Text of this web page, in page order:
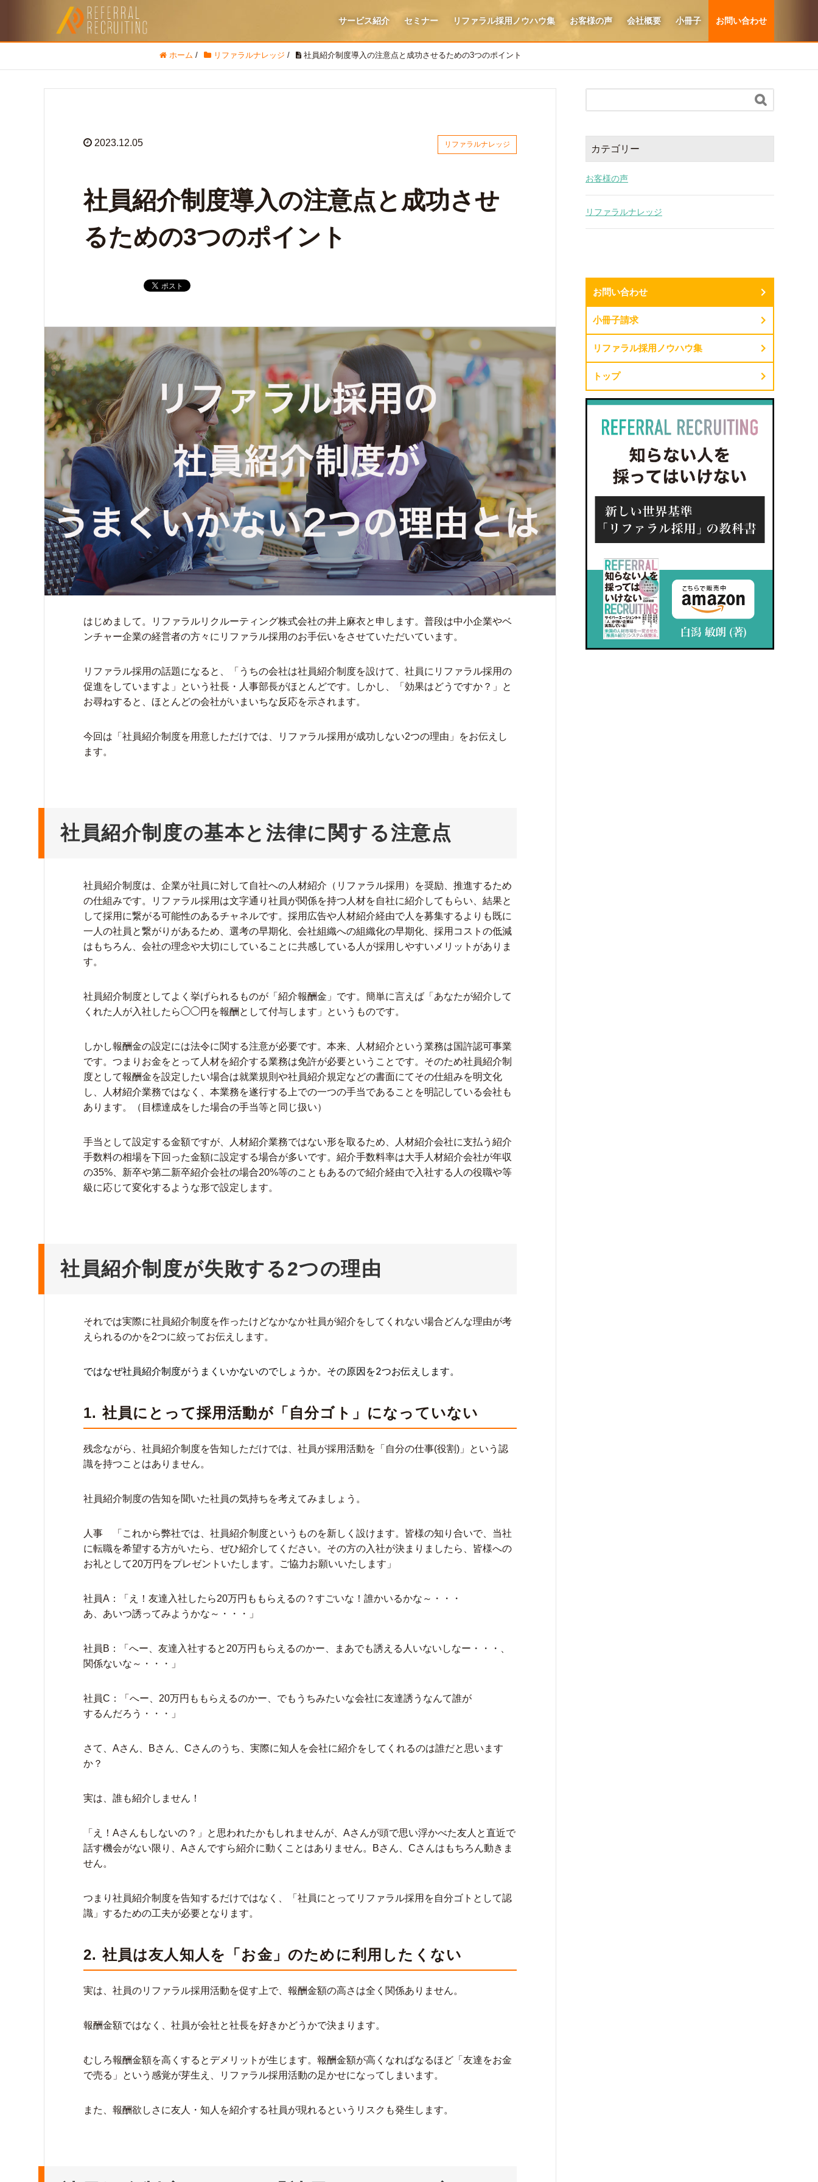
サービス紹介 セミナー リファラル採用ノウハウ集 お客様の声 会社概要 小冊子 お問い合わせ
ホーム / リファラルナレッジ / 社員紹介制度導入の注意点と成功させるための3つのポイント
2023.12.05 リファラルナレッジ
社員紹介制度導入の注意点と成功させ
るための3つのポイント
はじめまして。リファラルリクルーティング株式会社の井上麻衣と申します。普段は中小企業やベ
ンチャー企業の経営者の方々にリファラル採用のお手伝いをさせていただいています。
リファラル採用の話題になると、「うちの会社は社員紹介制度を設けて、社員にリファラル採用の
促進をしていますよ」という社長・人事部長がほとんどです。しかし、「効果はどうですか？」と
お尋ねすると、ほとんどの会社がいまいちな反応を示されます。
今回は「社員紹介制度を用意しただけでは、リファラル採用が成功しない2つの理由」をお伝えし
ます。
社員紹介制度の基本と法律に関する注意点
社員紹介制度は、企業が社員に対して自社への人材紹介（リファラル採用）を奨励、推進するため
の仕組みです。リファラル採用は文字通り社員が関係を持つ人材を自社に紹介してもらい、結果と
して採用に繋がる可能性のあるチャネルです。採用広告や人材紹介経由で人を募集するよりも既に
一人の社員と繋がりがあるため、選考の早期化、会社組織への組織化の早期化、採用コストの低減
はもちろん、会社の理念や大切にしていることに共感している人が採用しやすいメリットがありま
す。
社員紹介制度としてよく挙げられるものが「紹介報酬金」です。簡単に言えば「あなたが紹介して
くれた人が入社したら◯◯円を報酬として付与します」というものです。
しかし報酬金の設定には法令に関する注意が必要です。本来、人材紹介という業務は国許認可事業
です。つまりお金をとって人材を紹介する業務は免許が必要ということです。そのため社員紹介制
度として報酬金を設定したい場合は就業規則や社員紹介規定などの書面にてその仕組みを明文化
し、人材紹介業務ではなく、本業務を遂行する上での一つの手当であることを明記している会社も
あります。（目標達成をした場合の手当等と同じ扱い）
手当として設定する金額ですが、人材紹介業務ではない形を取るため、人材紹介会社に支払う紹介
手数料の相場を下回った金額に設定する場合が多いです。紹介手数料率は大手人材紹介会社が年収
の35%、新卒や第二新卒紹介会社の場合20%等のこともあるので紹介経由で入社する人の役職や等
級に応じて変化するような形で設定します。
社員紹介制度が失敗する2つの理由
それでは実際に社員紹介制度を作ったけどなかなか社員が紹介をしてくれない場合どんな理由が考
えられるのかを2つに絞ってお伝えします。
ではなぜ社員紹介制度がうまくいかないのでしょうか。その原因を2つお伝えします。
1. 社員にとって採用活動が「自分ゴト」になっていない
残念ながら、社員紹介制度を告知しただけでは、社員が採用活動を「自分の仕事(役割)」という認
識を持つことはありません。
社員紹介制度の告知を聞いた社員の気持ちを考えてみましょう。
人事 「これから弊社では、社員紹介制度というものを新しく設けます。皆様の知り合いで、当社
に転職を希望する方がいたら、ぜひ紹介してください。その方の入社が決まりましたら、皆様への
お礼として20万円をプレゼントいたします。ご協力お願いいたします」
社員A：「え！友達入社したら20万円ももらえるの？すごいな！誰かいるかな～・・・
あ、あいつ誘ってみようかな～・・・」
社員B：「へー、友達入社すると20万円もらえるのかー、まあでも誘える人いないしなー・・・、
関係ないな～・・・」
社員C：「へー、20万円ももらえるのかー、でもうちみたいな会社に友達誘うなんて誰が
するんだろう・・・」
さて、Aさん、Bさん、Cさんのうち、実際に知人を会社に紹介をしてくれるのは誰だと思います
か？
実は、誰も紹介しません！
「え！Aさんもしないの？」と思われたかもしれませんが、Aさんが頭で思い浮かべた友人と直近で
話す機会がない限り、Aさんですら紹介に動くことはありません。Bさん、Cさんはもちろん動きま
せん。
つまり社員紹介制度を告知するだけではなく、「社員にとってリファラル採用を自分ゴトとして認
識」するための工夫が必要となります。
2. 社員は友人知人を「お金」のために利用したくない
実は、社員のリファラル採用活動を促す上で、報酬金額の高さは全く関係ありません。
報酬金額ではなく、社員が会社と社長を好きかどうかで決まります。
むしろ報酬金額を高くするとデメリットが生じます。報酬金額が高くなればなるほど「友達をお金
で売る」という感覚が芽生え、リファラル採用活動の足かせになってしまいます。
また、報酬欲しさに友人・知人を紹介する社員が現れるというリスクも発生します。

カテゴリー
お客様の声
リファラルナレッジ
お問い合わせ
小冊子請求
リファラル採用ノウハウ集
トップ